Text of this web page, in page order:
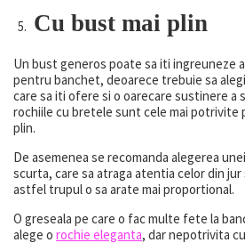
Cu bust mai plin
Un bust generos poate sa iti ingreuneze
pentru banchet, deoarece trebuie sa
care sa iti ofere si o oarecare sustinere a
rochiile cu bretele sunt cele mai potrivite
plin.
De asemenea se recomanda alegerea
scurta, care sa atraga atentia celor din jur
astfel trupul o sa arate mai proportional.
O greseala pe care o fac multe fete la
alege o rochie eleganta, dar nepotrivita